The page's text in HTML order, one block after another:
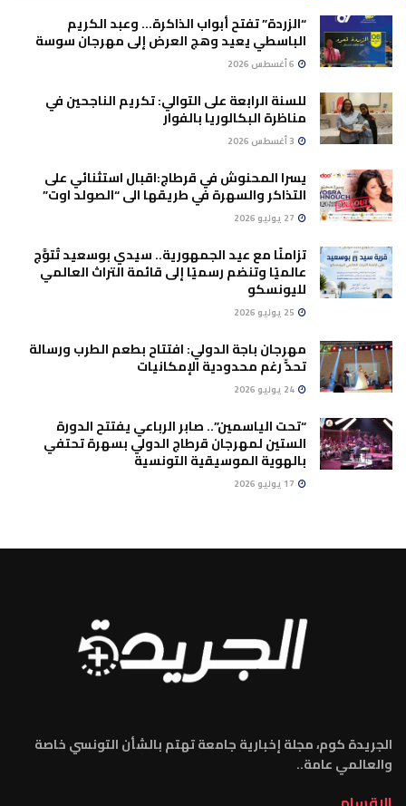
“الزردة” تفتح أبواب الذاكرة… وعبد الكريم
الباسطي يعيد وهج العرض إلى مهرجان سوسة
للسنة الرابعة على التوالي: تكريم الناجحين في
مناظرة البكالوريا بالفوار
يسرا المحنوش في قرطاج:اقبال استثنائي على
التذاكر والسهرة في طريقها الى “الصولد اوت”
تزامنًا مع عيد الجمهورية.. سيدي بوسعيد تُتوَّج
عالميًا وتنضم رسميًا إلى قائمة التراث العالمي
لليونسكو
مهرجان باجة الدولي: افتتاح بطعم الطرب ورسالة
تحدٍّ رغم محدودية الإمكانيات
“تحت الياسمين”.. صابر الرباعي يفتتح الدورة
الستين لمهرجان قرطاج الدولي بسهرة تحتفي
بالهوية الموسيقية التونسية
الجريدة كوم، مجلة إخبارية جامعة تهتم بالشأن التونسي خاصة
والعالمي عامة..